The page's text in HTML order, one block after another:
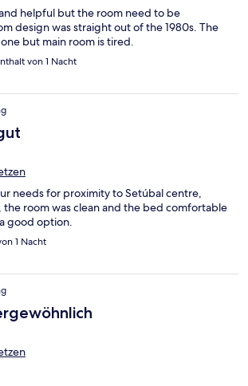
helpful but the room need to be
design was straight out of the 1980s. The
but main room is tired.
von 1 Nacht
needs for proximity to Setúbal centre,
the room was clean and the bed comfortable
good option.
1 Nacht